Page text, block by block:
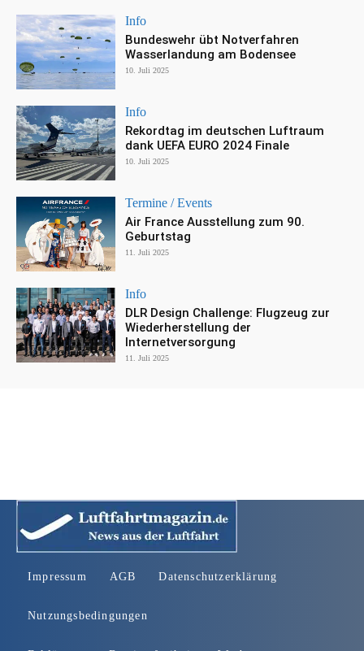
Info
Bundeswehr übt Notverfahren
Wasserlandung am Bodensee
10. Juli 2025
Info
Rekordtag im deutschen Luftraum
dank UEFA EURO 2024 Finale
10. Juli 2025
Termine / Events
Air France Ausstellung zum 90.
Geburtstag
11. Juli 2025
Info
DLR Design Challenge: Flugzeug zur
Wiederherstellung der
Internetversorgung
11. Juli 2025
Impressum AGB Datenschutzerklärung
Nutzungsbedingungen